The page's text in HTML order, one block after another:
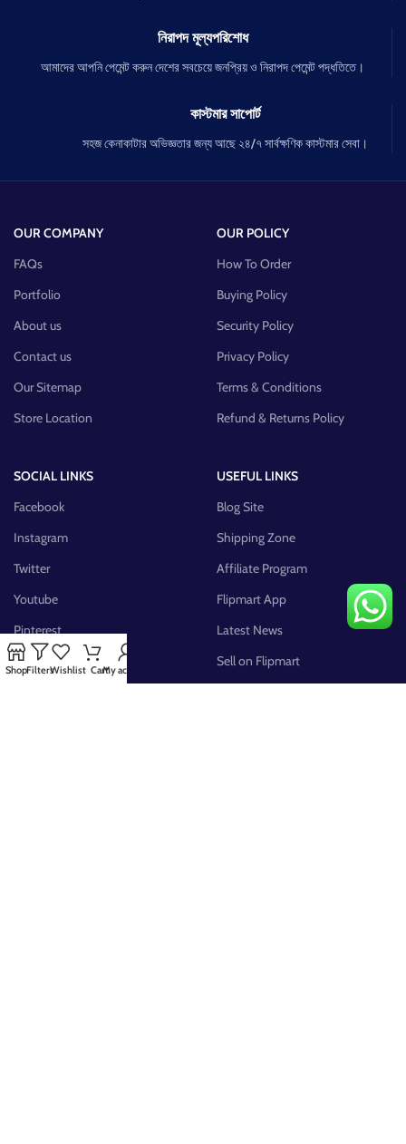
নিরাপদ মূল্যপরিশোধ
আমাদের আপনি পেমেন্ট করুন দেশের সবচেয়ে জনপ্রিয় ও নিরাপদ পেমেন্ট পদ্ধতিতে।
কাস্টমার সাপোর্ট
সহজ কেনাকাটার অভিজ্ঞতার জন্য আছে ২৪/৭ সার্বক্ষণিক কাস্টমার সেবা।
OUR COMPANY
FAQs
Portfolio
About us
Contact us
Our Sitemap
Store Location
OUR POLICY
How To Order
Buying Policy
Security Policy
Privacy Policy
Terms & Conditions
Refund & Returns Policy
SOCIAL LINKS
Facebook
Instagram
Twitter
Youtube
Pinterest
FB Group
USEFUL LINKS
Blog Site
Shipping Zone
Affiliate Program
Flipmart App
Latest News
Sell on Flipmart
ShopFiltersWishlist CartMy account